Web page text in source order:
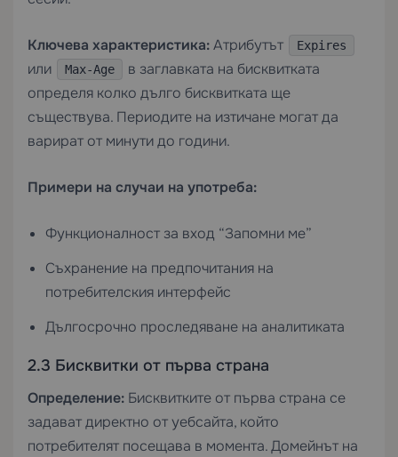
Ключева характеристика:Атрибутът Expires
или Max-Age
в заглавката на бисквитката
определя колко дълго бисквитката ще
съществува. Периодите на изтичане могат да
варират от минути до години.
Примери на случаи на употреба:
Функционалност за вход “Запомни ме”
Съхранение на предпочитания на
потребителския интерфейс
Дългосрочно проследяване на аналитиката
2.3 Бисквитки от първа страна
Определение: Бисквитките от първа страна се
задават директно от уебсайта, който
потребителят посещава в момента. Домейнът на